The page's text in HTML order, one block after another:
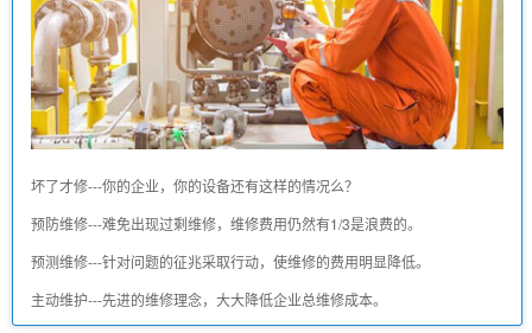
坏了才修---你的企业，你的设备还有这样的情况么？
预防维修---难免出现过剩维修，维修费用仍然有1/3是浪费的。
预测维修---针对问题的征兆采取行动，使维修的费用明显降低。
主动维护---先进的维修理念，大大降低企业总维修成本。